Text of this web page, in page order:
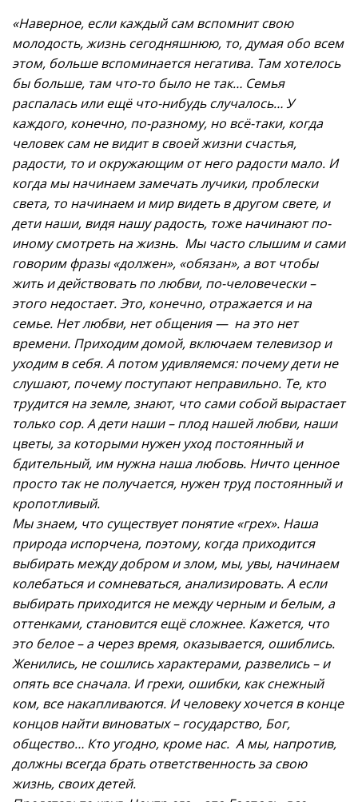
«Наверное, если каждый сам вспомнит свою
молодость, жизнь сегодняшнюю, то, думая обо всем
этом, больше вспоминается негатива. Там хотелось
бы больше, там что-то было не так… Семья
распалась или ещё что-нибудь случалось… У
каждого, конечно, по-разному, но всё-таки, когда
человек сам не видит в своей жизни счастья,
радости, то и окружающим от него радости мало. И
когда мы начинаем замечать лучики, проблески
света, то начинаем и мир видеть в другом свете, и
дети наши, видя нашу радость, тоже начинают по-
иному смотреть на жизнь. Мы часто слышим и сами
говорим фразы «должен», «обязан», а вот чтобы
жить и действовать по любви, по-человечески –
этого недостает. Это, конечно, отражается и на
семье. Нет любви, нет общения — на это нет
времени. Приходим домой, включаем телевизор и
уходим в себя. А потом удивляемся: почему дети не
слушают, почему поступают неправильно. Те, кто
трудится на земле, знают, что сами собой вырастает
только сор. А дети наши – плод нашей любви, наши
цветы, за которыми нужен уход постоянный и
бдительный, им нужна наша любовь. Ничто ценное
просто так не получается, нужен труд постоянный и
кропотливый.
Мы знаем, что существует понятие «грех». Наша
природа испорчена, поэтому, когда приходится
выбирать между добром и злом, мы, увы, начинаем
колебаться и сомневаться, анализировать. А если
выбирать приходится не между черным и белым, а
оттенками, становится ещё сложнее. Кажется, что
это белое – а через время, оказывается, ошиблись.
Женились, не сошлись характерами, развелись – и
опять все сначала. И грехи, ошибки, как снежный
ком, все накапливаются. И человеку хочется в конце
концов найти виноватых – государство, Бог,
общество… Кто угодно, кроме нас. А мы, напротив,
должны всегда брать ответственность за свою
жизнь, своих детей.